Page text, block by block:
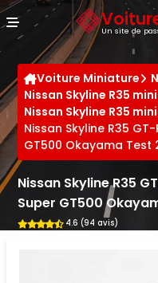
Un site de
Voiture Miniature
Nissan Skyline R35
Nissan Skyline R35
Nissan Skyline R35
GT500 Okayama Test
Nissan Skyline R35
Super GT500
4.6 (94 avis)
Panneau de gestion des cookies